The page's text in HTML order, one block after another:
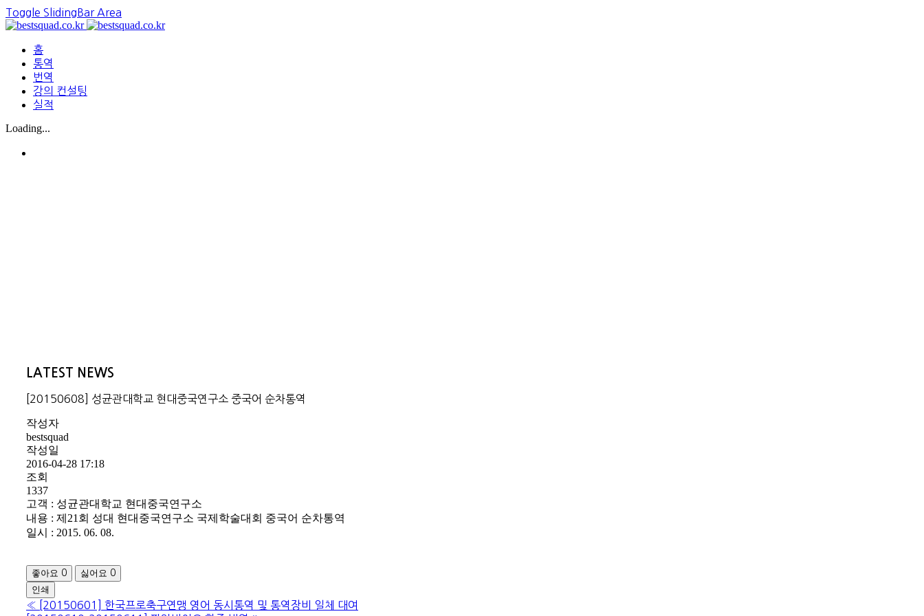
Toggle SlidingBar Area
홈
통역
번역
강의 컨설팅
실적
Loading...
LATEST NEWS
[20150608] 성균관대학교 현대중국연구소 중국어 순차통역
작성자
bestsquad
작성일
2016-04-28 17:18
조회
1337
고객 : 성균관대학교 현대중국연구소
내용 : 제21회 성대 현대중국연구소 국제학술대회 중국어 순차통역
일시 : 2015. 06. 08.
좋아요 0 싫어요 0
인쇄
«
[20150601] 한국프로축구연맹 영어 동시통역 및 통역장비 일체 대여